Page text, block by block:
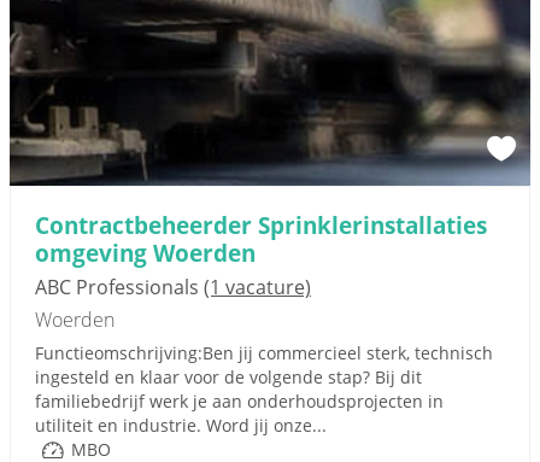
Contractbeheerder Sprinklerinstallaties
omgeving Woerden
ABC Professionals (1 vacature)
Woerden
Functieomschrijving:Ben jij commercieel sterk, technisch
ingesteld en klaar voor de volgende stap? Bij dit
familiebedrijf werk je aan onderhoudsprojecten in
utiliteit en industrie. Word jij onze...
MBO